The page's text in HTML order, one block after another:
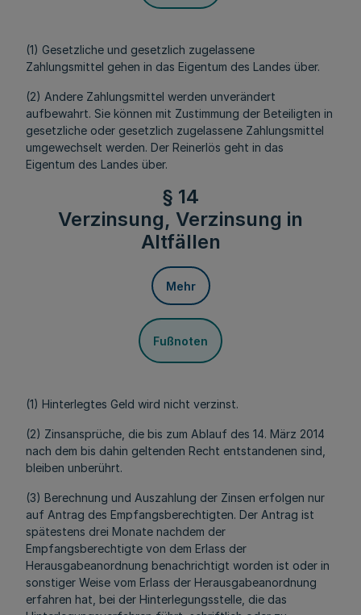
(1) Gesetzliche und gesetzlich zugelassene
Zahlungsmittel gehen in das Eigentum des Landes über.
(2) Andere Zahlungsmittel werden unverändert
aufbewahrt. Sie können mit Zustimmung der Beteiligten in
gesetzliche oder gesetzlich zugelassene Zahlungsmittel
umgewechselt werden. Der Reinerlös geht in das
Eigentum des Landes über.
§ 14
Verzinsung, Verzinsung in
Altfällen
Mehr
Fußnoten
(1) Hinterlegtes Geld wird nicht verzinst.
(2) Zinsansprüche, die bis zum Ablauf des 14. März 2014
nach dem bis dahin geltenden Recht entstandenen sind,
bleiben unberührt.
(3) Berechnung und Auszahlung der Zinsen erfolgen nur
auf Antrag des Empfangsberechtigten. Der Antrag ist
spätestens drei Monate nachdem der
Empfangsberechtigte von dem Erlass der
Herausgabeanordnung benachrichtigt worden ist oder in
sonstiger Weise vom Erlass der Herausgabeanordnung
erfahren hat, bei der Hinterlegungsstelle, die das